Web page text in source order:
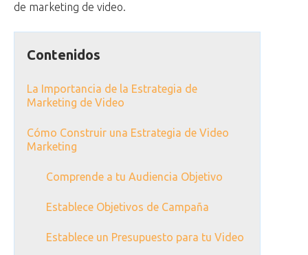
de marketing de video.
Contenidos
La Importancia de la Estrategia de
Marketing de Video
Cómo Construir una Estrategia de Video
Marketing
Comprende a tu Audiencia Objetivo
Establece Objetivos de Campaña
Establece un Presupuesto para tu Video